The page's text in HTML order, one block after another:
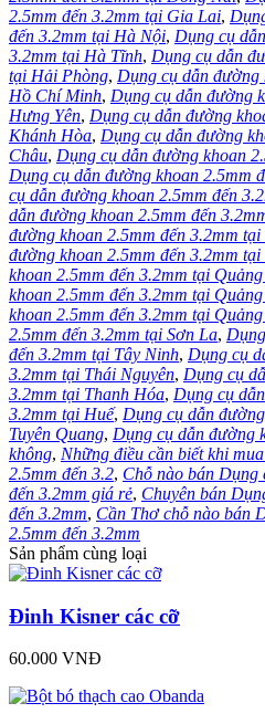
2.5mm đến 3.2mm tại Gia Lai,
đến 3.2mm tại Hà Nội, Dụng cụ
3.2mm tại Hà Tĩnh, Dụng cụ dẫn
tại Hải Phòng, Dụng cụ dẫn đường
Hồ Chí Minh, Dụng cụ dẫn đường
Hưng Yên, Dụng cụ dẫn đường
Khánh Hòa, Dụng cụ dẫn đường
Châu, Dụng cụ dẫn đường khoan
Dụng cụ dẫn đường khoan 2.5mm
cụ dẫn đường khoan 2.5mm đến
dẫn đường khoan 2.5mm đến
đường khoan 2.5mm đến 3.2mm
đường khoan 2.5mm đến 3.2mm
khoan 2.5mm đến 3.2mm tại
khoan 2.5mm đến 3.2mm tại
khoan 2.5mm đến 3.2mm tại
2.5mm đến 3.2mm tại Sơn La,
đến 3.2mm tại Tây Ninh, Dụng cụ
3.2mm tại Thái Nguyên, Dụng cụ
3.2mm tại Thanh Hóa, Dụng cụ
3.2mm tại Huế, Dụng cụ dẫn
Tuyên Quang, Dụng cụ dẫn đường
không, Những điều cần biết khi
2.5mm đến 3.2, Chỗ nào bán Dụng
đến 3.2mm giá rẻ, Chuyên bán
đến 3.2mm, Cần Thơ chỗ nào bán
2.5mm đến 3.2mm
Sản phẩm cùng loại
Đinh Kisner các cỡ
60.000 VNĐ